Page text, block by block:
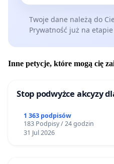
Twoje dane należą do
Prywatność już na
Inne petycje, które mogą cię
Stop podwyżce akcyzy
1 363 podpisów
183 Podpisy / 24 godzin
31 Jul 2026